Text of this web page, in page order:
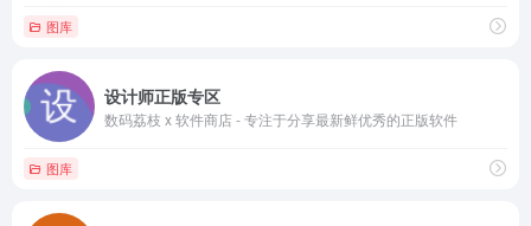
图库
设计师正版专区
数码荔枝 x 软件商店 - 专注于分享最新鲜优秀的正版软件
图库